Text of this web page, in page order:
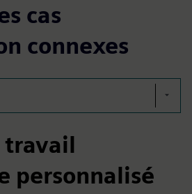
cas
connexes
travail
personnalisé